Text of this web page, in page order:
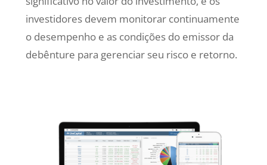
investidores devem monitorar continuamente
o desempenho e as condições do emissor da
debênture para gerenciar seu risco e retorno.